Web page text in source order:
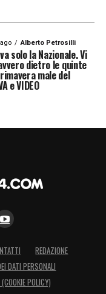
Alberto Petrosilli
solo la Nazionale. Vi
dietro le quinte
male del
e VIDEO
REDAZIONE
DATI PERSONALI
POLICY)